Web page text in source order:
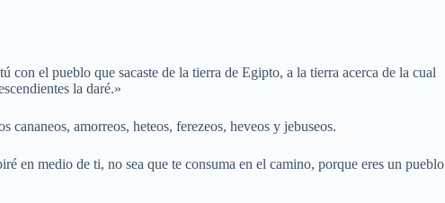
el pueblo que sacaste de la tierra de Egipto, a la tierra acerca de la cual
la daré.»
amorreos, heteos, ferezeos, heveos y jebuseos.
en medio de ti, no sea que te consuma en el camino, porque eres un pueblo